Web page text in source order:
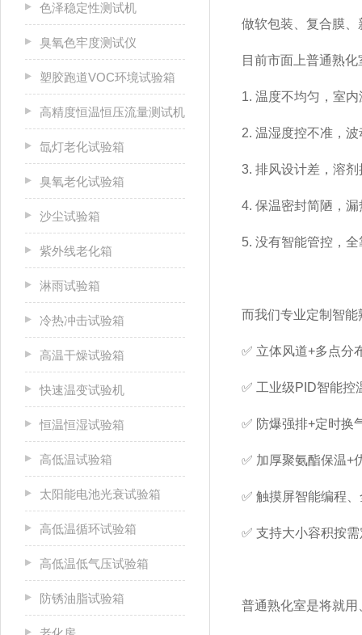
色泽稳定性测试机
臭氧色牢度测试仪
塑胶跑道VOC环境试验箱
高精度恒温恒压流量测试机
氙灯老化试验箱
臭氧老化试验箱
沙尘试验箱
紫外线老化箱
淋雨试验箱
冷热冲击试验箱
高温干燥试验箱
快速温变试验机
恒温恒湿试验箱
高低温试验箱
太阳能电池光衰试验箱
高低温循环试验箱
高低温低气压试验箱
防锈油脂试验箱
做软包装、复合膜
目前市面上普通熟
1. 温度不均匀，室
2. 温湿度控不准，
3. 排风设计差，溶
4. 保温密封简陋，
5. 没有智能管控，
而我们专业定制智
✅ 立体风道+多点分
✅ 工业级PID智能控
✅ 防爆强排+定时换
✅ 加厚聚氨酯保温+
✅ 触摸屏智能编程
✅ 支持大小容积按
普通熟化室是将就用